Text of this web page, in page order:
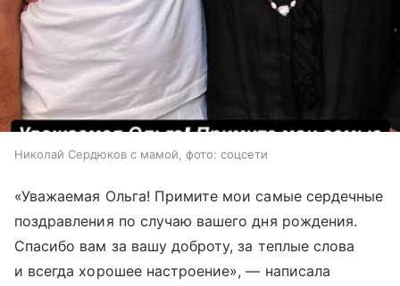
Николай Сердюков с мамой, фото: соцсети
«Уважаемая Ольга! Примите мои самые сердечные
поздравления по случаю вашего дня рождения.
Спасибо вам за вашу доброту, за теплые слова
и всегда хорошее настроение», — написала